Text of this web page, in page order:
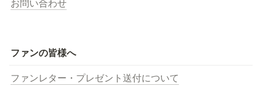
ファンの皆様へ
ファンレター・プレゼント送付について